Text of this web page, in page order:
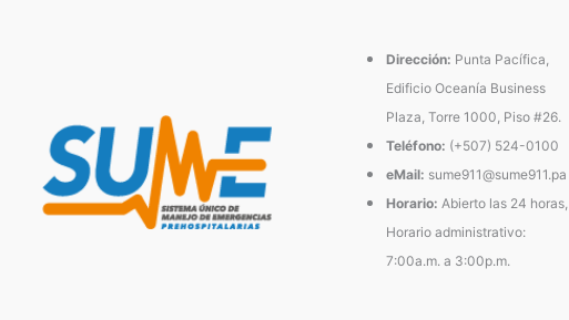
Dirección: Punta Pacífica,
Edificio Oceanía Business
Plaza, Torre 1000, Piso #26.
Teléfono: (+507) 524-0100
eMail: sume911@sume911.pa
Horario: Abierto las 24 horas,
Horario administrativo:
7:00a.m. a 3:00p.m.